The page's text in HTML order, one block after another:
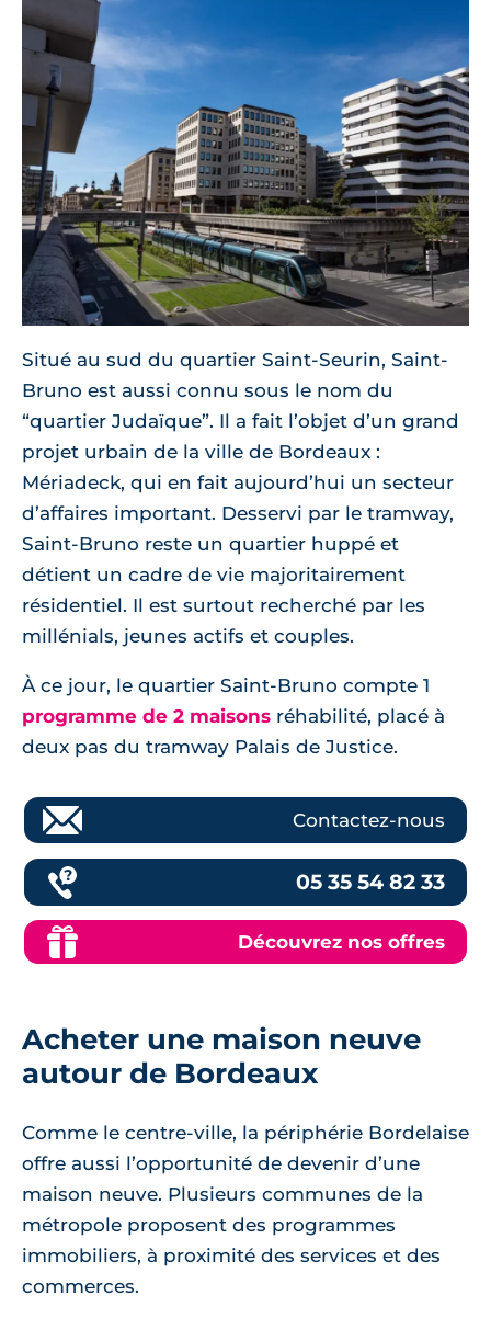
Situé au sud du quartier Saint-Seurin, Saint-
Bruno est aussi connu sous le nom du
“quartier Judaïque”. Il a fait l’objet d’un grand
projet urbain de la ville de Bordeaux :
Mériadeck, qui en fait aujourd’hui un secteur
d’affaires important. Desservi par le tramway,
Saint-Bruno reste un quartier huppé et
détient un cadre de vie majoritairement
résidentiel. Il est surtout recherché par les
millénials, jeunes actifs et couples.
À ce jour, le quartier Saint-Bruno compte 1
programme de 2 maisons réhabilité, placé à
deux pas du tramway Palais de Justice.
Contactez-nous
05 35 54 82 33
Découvrez nos offres
Acheter une maison neuve
autour de Bordeaux
Comme le centre-ville, la périphérie Bordelaise
offre aussi l’opportunité de devenir d’une
maison neuve. Plusieurs communes de la
métropole proposent des programmes
immobiliers, à proximité des services et des
commerces.